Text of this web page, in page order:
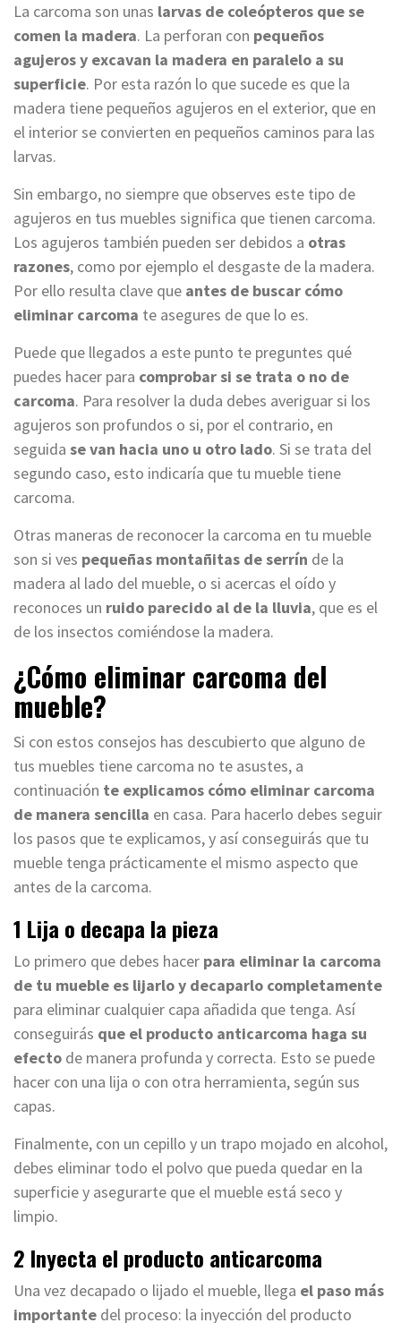
La carcoma son unas larvas de coleópteros que se
comen la madera. La perforan con pequeños
agujeros y excavan la madera en paralelo a su
superficie. Por esta razón lo que sucede es que la
madera tiene pequeños agujeros en el exterior, que en
el interior se convierten en pequeños caminos para las
larvas.
Sin embargo, no siempre que observes este tipo de
agujeros en tus muebles significa que tienen carcoma.
Los agujeros también pueden ser debidos a otras
razones, como por ejemplo el desgaste de la madera.
Por ello resulta clave que antes de buscar cómo
eliminar carcoma te asegures de que lo es.
Puede que llegados a este punto te preguntes qué
puedes hacer para comprobar si se trata o no de
carcoma. Para resolver la duda debes averiguar si los
agujeros son profundos o si, por el contrario, en
seguida se van hacia uno u otro lado. Si se trata del
segundo caso, esto indicaría que tu mueble tiene
carcoma.
Otras maneras de reconocer la carcoma en tu mueble
son si ves pequeñas montañitas de serrín de la
madera al lado del mueble, o si acercas el oído y
reconoces un ruido parecido al de la lluvia, que es el
de los insectos comiéndose la madera.
¿Cómo eliminar carcoma del
mueble?
Si con estos consejos has descubierto que alguno de
tus muebles tiene carcoma no te asustes, a
continuación te explicamos cómo eliminar carcoma
de manera sencilla en casa. Para hacerlo debes seguir
los pasos que te explicamos, y así conseguirás que tu
mueble tenga prácticamente el mismo aspecto que
antes de la carcoma.
1 Lija o decapa la pieza
Lo primero que debes hacer para eliminar la carcoma
de tu mueble es lijarlo y decaparlo completamente
para eliminar cualquier capa añadida que tenga. Así
conseguirás que el producto anticarcoma haga su
efecto de manera profunda y correcta. Esto se puede
hacer con una lija o con otra herramienta, según sus
capas.
Finalmente, con un cepillo y un trapo mojado en alcohol,
debes eliminar todo el polvo que pueda quedar en la
superficie y asegurarte que el mueble está seco y
limpio.
2 Inyecta el producto anticarcoma
Una vez decapado o lijado el mueble, llega el paso más
importante del proceso: la inyección del producto